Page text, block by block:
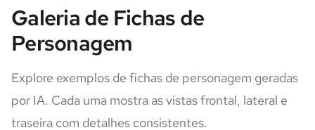
Galeria de Fichas de
Personagem
Explore exemplos de fichas de personagem geradas
por IA. Cada uma mostra as vistas frontal, lateral e
traseira com detalhes consistentes.